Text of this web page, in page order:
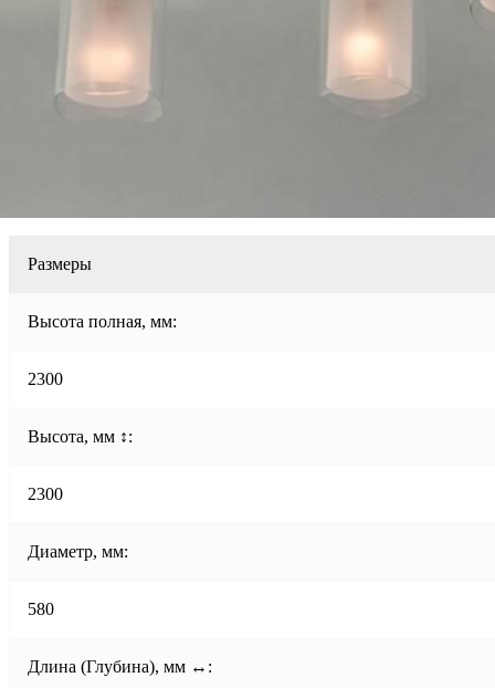
Размеры
Высота полная, мм:
2300
Высота, мм ↕:
2300
Диаметр, мм:
580
Длина (Глубина), мм ↔: